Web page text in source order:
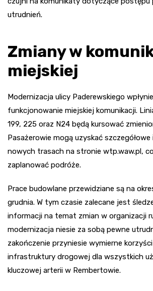
utrudnień.
Zmiany w
miejskiej
Modernizacja ulicy Paderewskiego
funkcjonowanie miejskiej komunikacji.
199, 225 oraz N24 będą kursować
Pasażerowie mogą uzyskać
nowych trasach na stronie wtp.waw.pl,
zaplanować podróże.
Prace budowlane przewidziane są na
grudnia. W tym czasie zalecane jest
informacji na temat zmian w organizacji
modernizacja niesie za sobą pewne
zakończenie przyniesie wymierne
infrastruktury drogowej dla wszystkich
kluczowej arterii w Rembertowie.